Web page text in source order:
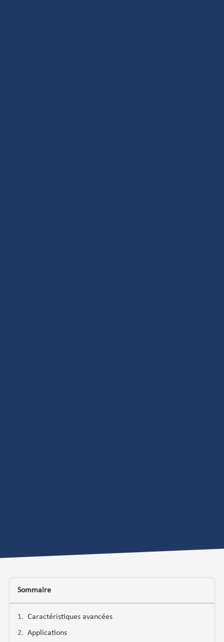
Sommaire
Caractéristiques avancées
Applications